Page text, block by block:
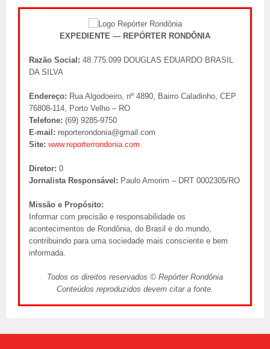
EXPEDIENTE — REPÓRTER RONDÔNIA
Razão Social: 48.775.099 DOUGLAS EDUARDO BRASIL
DA SILVA
Endereço: Rua Algodoeiro, nº 4890, Bairro Caladinho, CEP
76808-114, Porto Velho – RO
Telefone: (69) 9285-9750
E-mail: reporterondonia@gmail.com
Site: www.reporterrondonia.com
Diretor: 0
Jornalista Responsável: Paulo Amorim – DRT 0002305/RO
Missão e Propósito:
Informar com precisão e responsabilidade os
acontecimentos de Rondônia, do Brasil e do mundo,
contribuindo para uma sociedade mais consciente e bem
informada.
Todos os direitos reservados © Repórter Rondônia
Conteúdos reproduzidos devem citar a fonte.